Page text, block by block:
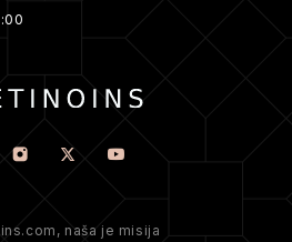
naša je misija